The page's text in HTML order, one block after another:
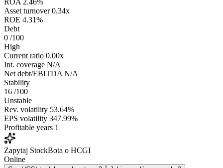
ROA 2.46%
Asset turnover 0.34x
ROE 4.31%
Debt
0 /100
High
Current ratio 0.00x
Int. coverage N/A
Net debt/EBITDA N/A
Stability
16 /100
Unstable
Rev. volatility 53.64%
EPS volatility 347.99%
Profitable years 1
Zapytaj StockBota o HCGI
Online